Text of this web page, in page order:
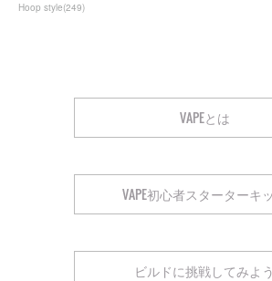
Hoop style(249)
VAPEとは
VAPE初心者スターターキ
ビルドに挑戦してみよう